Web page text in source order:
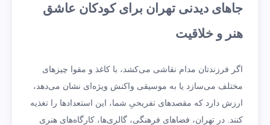
جاهای دیدنی تهران برای کودکان عاشق
هنر و خلاقیت
اگر فرزندتان مدام نقاشی می‌کشد، با کاغذ و مقوا چیزهای
مختلف می‌سازد یا به موسیقی واکنش ویژه‌ای نشان می‌دهد،
ارزش دارد که مقصدهای تفریحیِ شما، این استعدادها را تغذیه
کنند. در تهران، فضاهای فرهنگی، گالری‌ها، کارگاه‌های هنری